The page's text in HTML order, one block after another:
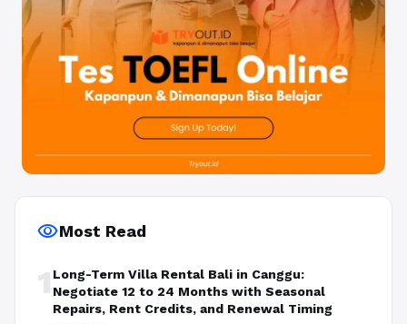
visibilityMost Read
1 Long-Term Villa Rental Bali in Canggu:
Negotiate 12 to 24 Months with Seasonal
Repairs, Rent Credits, and Renewal Timing